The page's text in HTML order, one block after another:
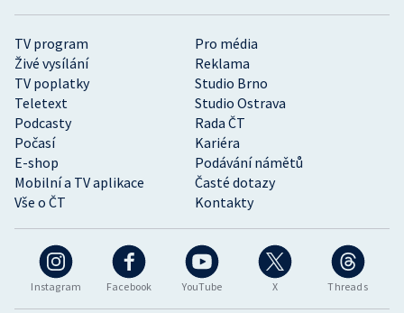
Instagram Facebook YouTube X Threads
TV program
Pro média
Živé vysílání
Reklama
TV poplatky
Studio Brno
Teletext
Studio Ostrava
Podcasty
Rada ČT
Počasí
Kariéra
E-shop
Podávání námětů
Mobilní a TV aplikace
Časté dotazy
Vše o ČT
Kontakty